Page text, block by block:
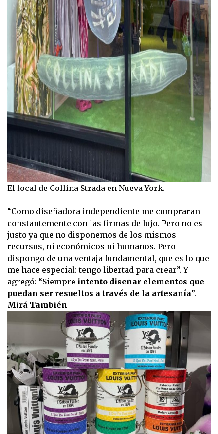
El local de Collina Strada en Nueva York.
“Como diseñadora independiente me compraran
constantemente con las firmas de lujo. Pero no es
justo ya que no disponemos de los mismos
recursos, ni económicos ni humanos. Pero
dispongo de una ventaja fundamental, que es lo que
me hace especial: tengo libertad para crear”. Y
agregó: “Siempre intento diseñar elementos que
puedan ser resueltos a través de la artesanía”.
Mirá También